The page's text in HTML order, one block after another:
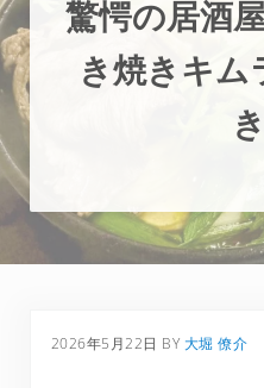
驚愕の居酒
き焼きキム
2026年5月22日 BY 大堀 僚介